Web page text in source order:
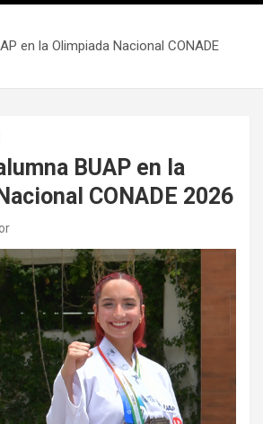
en la Olimpiada Nacional CONADE
BUAP en la
CONADE 2026